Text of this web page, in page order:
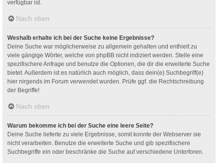
verfügbar ist.
Nach oben
Weshalb erhalte ich bei der Suche keine Ergebnisse?
Deine Suche war möglicherweise zu allgemein gehalten und enthielt zu
viele gängige Wörter, welche von phpBB nicht indiziert werden. Stelle eine
spezifischere Anfrage und benutze die Optionen, die dir die erweiterte Suche
bietet. Außerdem ist es natürlich auch möglich, dass dein(e) Suchbegriff(e)
hier nirgends im Forum verwendet wurden. Prüfe ggf. die Rechtschreibung
der Begriffe!
Nach oben
Warum bekomme ich bei der Suche eine leere Seite?
Deine Suche lieferte zu viele Ergebnisse, somit konnte der Webserver sie
nicht verarbeiten. Benutze die erweiterte Suche und gib spezifischere
Suchbegriffe ein oder beschränke die Suche auf verschiedene Unterforen.